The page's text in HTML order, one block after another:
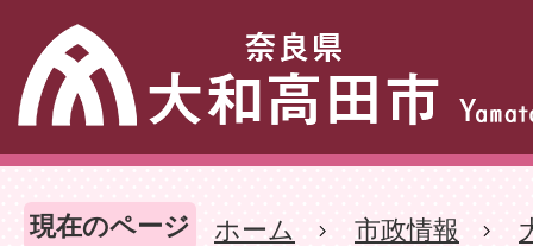
現在のページ ホーム 市政情報